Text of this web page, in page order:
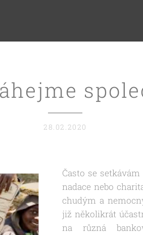
28.02.2020
Často se
nadace nebo
chudým a
již několikrát
na různá